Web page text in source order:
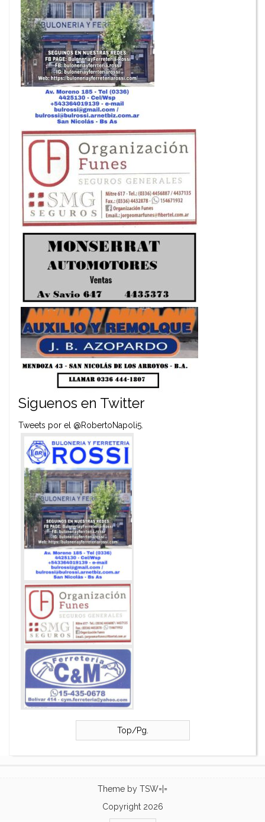
Siguenos en Twitter
Tweets por el @RobertoNapoli5.
Top/Pg.
Theme by TSW=|=
Copyright 2026